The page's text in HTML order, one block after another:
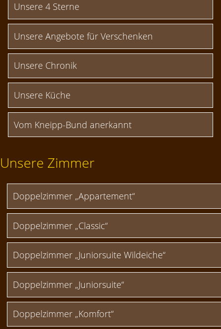
Unsere 4 Sterne
Unsere Angebote für Verschenken
Unsere Chronik
Unsere Küche
Vom Kneipp-Bund anerkannt
Unsere Zimmer
Doppelzimmer „Appartement“
Doppelzimmer „Classic“
Doppelzimmer „Juniorsuite Wildeiche“
Doppelzimmer „Juniorsuite“
Doppelzimmer „Komfort“